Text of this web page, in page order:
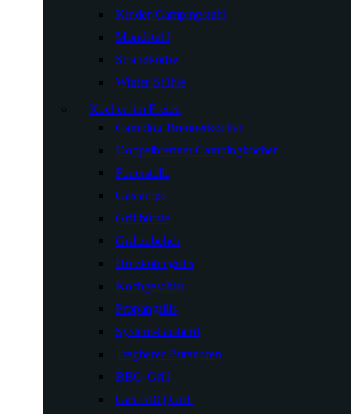
Kinder-Campingstuhl
Mondstuhl
Strandkörbe
Winter-Stühle
Kochen im Freien
Camping-Brennerkocher
Doppelbrenner Campingkocher
Feuerstelle
Gaslampe
Grillbürste
Grillzubehör
Holzkohlegrills
Kochgeschirr
Propangrills
System-Gasherd
Tragbarer Butanofen
BBQ-Grill
Gas BBQ Grill